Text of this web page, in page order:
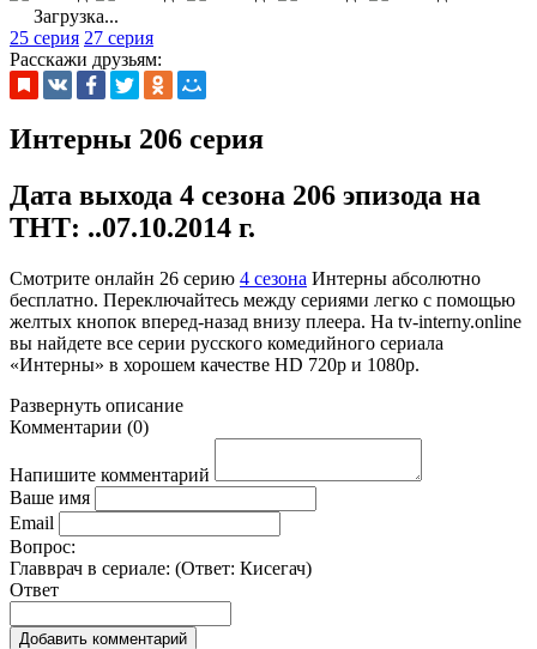
Загрузка...
25 серия 27 серия
Расскажи друзьям:
Интерны 206 серия
Дата выхода 4 сезона 206 эпизода на
ТНТ: ..07.10.2014 г.
Смотрите онлайн 26 серию 4 сезона Интерны абсолютно
бесплатно. Переключайтесь между сериями легко с помощью
желтых кнопок вперед-назад внизу плеера. На tv-interny.online
вы найдете все серии русского комедийного сериала
«Интерны» в хорошем качестве HD 720p и 1080p.
Развернуть описание
Комментарии (0)
Напишите комментарий
Ваше имя
Email
Вопрос:
Главврач в сериале: (Ответ: Кисегач)
Ответ